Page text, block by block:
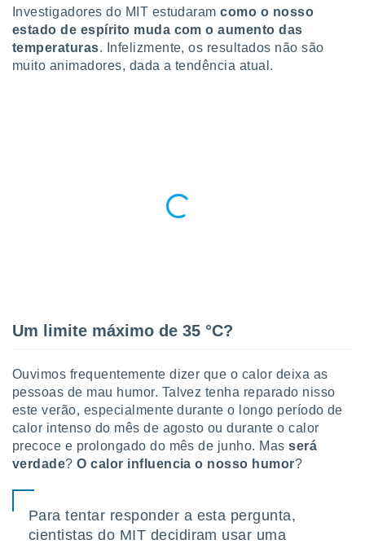
e
Pode
cookies,
a
site
caso,
de que
não
Investigadores do MIT estudaramcomo o nosso
estado de espírito muda com o aumento das
temperaturas. Infelizmente, os resultados não são
muito animadores, dada a tendência atual.
Um limite máximo de 35 °C?
Ouvimos frequentemente dizer que o calor deixa as
pessoas de mau humor. Talvez tenha reparado nisso
este verão, especialmente durante o longo período de
calor intenso do mês de agosto ou durante o calor
precoce e prolongado do mês de junho. Masserá
verdade? O calor influencia o nosso humor?
Para tentar responder a esta pergunta,
cientistas do MIT decidiram usar uma